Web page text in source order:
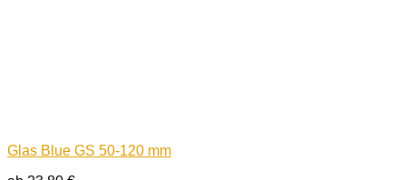
Glas Blue GS 50-120 mm